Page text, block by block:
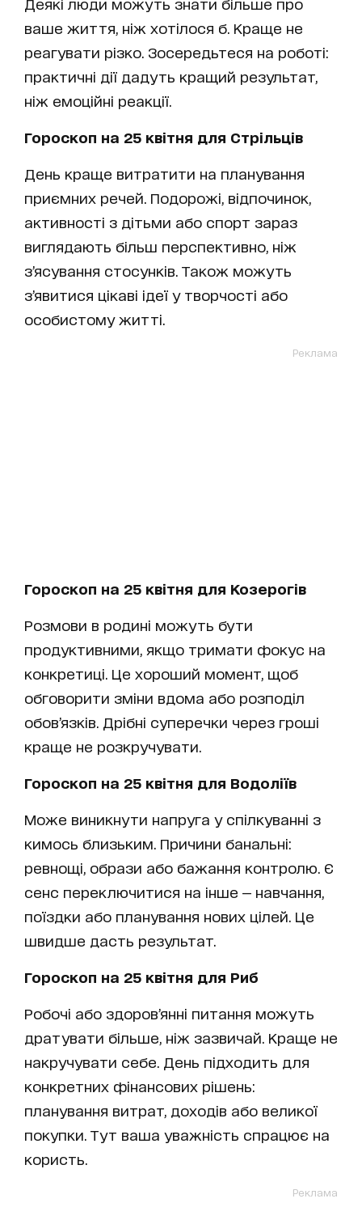
ваше життя, ніж хотілося б. Краще не
реагувати різко. Зосередьтеся на роботі:
практичні дії дадуть кращий результат,
ніж емоційні реакції.
Гороскоп на 25 квітня для Стрільців
День краще витратити на планування
приємних речей. Подорожі, відпочинок,
активності з дітьми або спорт зараз
виглядають більш перспективно, ніж
з’ясування стосунків. Також можуть
з’явитися цікаві ідеї у творчості або
особистому житті.
Реклама
Гороскоп на 25 квітня для Козерогів
Розмови в родині можуть бути
продуктивними, якщо тримати фокус на
конкретиці. Це хороший момент, щоб
обговорити зміни вдома або розподіл
обов’язків. Дрібні суперечки через гроші
краще не розкручувати.
Гороскоп на 25 квітня для Водоліїв
Може виникнути напруга у спілкуванні з
кимось близьким. Причини банальні:
ревнощі, образи або бажання контролю. Є
сенс переключитися на інше — навчання,
поїздки або планування нових цілей. Це
швидше дасть результат.
Гороскоп на 25 квітня для Риб
Робочі або здоров’янні питання можуть
дратувати більше, ніж зазвичай. Краще не
накручувати себе. День підходить для
конкретних фінансових рішень:
планування витрат, доходів або великої
покупки. Тут ваша уважність спрацює на
користь.
Реклама